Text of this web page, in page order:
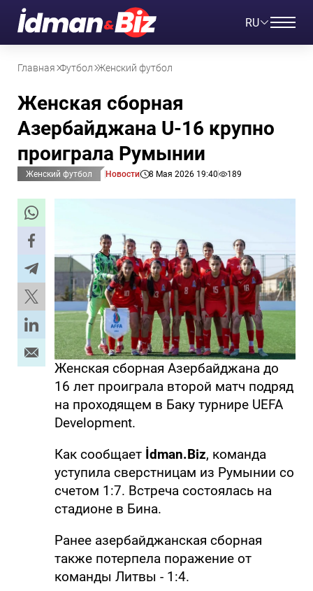
RU
Главная Футбол Женский футбол
Женская сборная
Азербайджана U-16 крупно
проиграла Румынии
Женский футбол Новости 8 Мая 2026 19:40 189
Женская сборная Азербайджана до
16 лет проиграла второй матч подряд
на проходящем в Баку турнире UEFA
Development.
Как сообщает İdman.Biz, команда
уступила сверстницам из Румынии со
счетом 1:7. Встреча состоялась на
стадионе в Бина.
Ранее азербайджанская сборная
также потерпела поражение от
команды Литвы - 1:4.